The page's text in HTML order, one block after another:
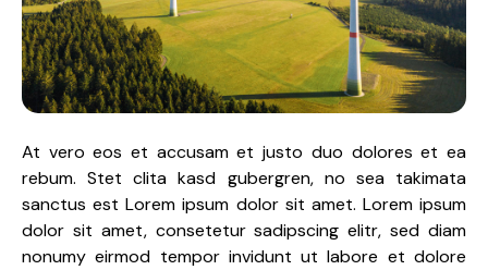
At vero eos et accusam et justo duo dolores et ea
rebum. Stet clita kasd gubergren, no sea takimata
sanctus est Lorem ipsum dolor sit amet. Lorem ipsum
dolor sit amet, consetetur sadipscing elitr, sed diam
nonumy eirmod tempor invidunt ut labore et dolore